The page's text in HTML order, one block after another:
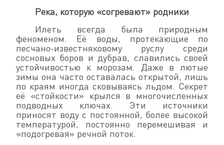
Река, которую «согревают» родники
Илеть всегда была природным
феноменом. Её воды, протекающие по
песчано-известняковому руслу среди
сосновых боров и дубрав, славились своей
устойчивостью к морозам. Даже в лютые
зимы она часто оставалась открытой, лишь
по краям иногда сковываясь льдом. Секрет
её «стойкости» крылся в многочисленных
подводных ключах. Эти источники
приносят воду с постоянной, более высокой
температурой, постоянно перемешивая и
«подогревая» речной поток.